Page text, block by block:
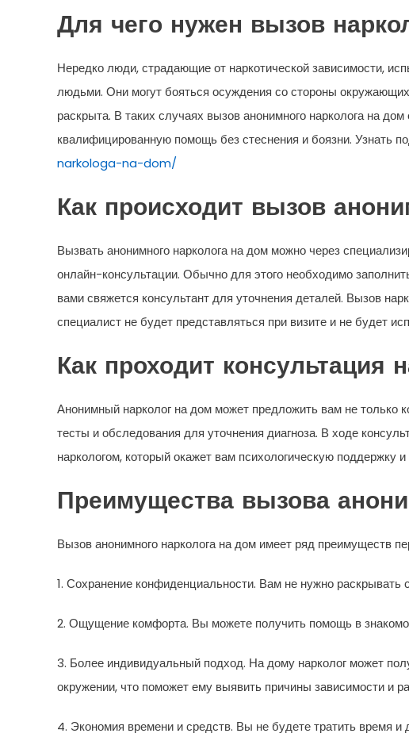
Для чего нужен вызов
Нередко люди, страдающие от наркотической зависимости,
людьми. Они могут бояться осуждения со стороны
раскрыта. В таких случаях вызов анонимного нарколога на
квалифицированную помощь без стеснения и боязни. Узнать
narkologa-na-dom/
Как происходит вызов
Вызвать анонимного нарколога на дом можно через
онлайн-консультации. Обычно для этого необходимо
вами свяжется консультант для уточнения деталей. Вызов
специалист не будет представляться при визите и не будет
Как проходит консультация
Анонимный нарколог на дом может предложить вам не только
тесты и обследования для уточнения диагноза. В ходе
наркологом, который окажет вам психологическую поддержку
Преимущества вызова
Вызов анонимного нарколога на дом имеет ряд преимуществ
1. Сохранение конфиденциальности. Вам не нужно
2. Ощущение комфорта. Вы можете получить помощь в
3. Более индивидуальный подход. На дому нарколог может
окружении, что поможет ему выявить причины зависимости и
4. Экономия времени и средств. Вы не будете тратить время и